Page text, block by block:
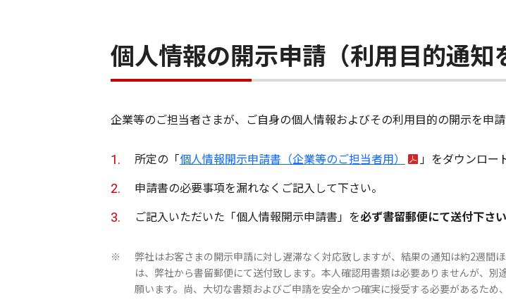
個人情報の開示申請（利用目的通知
企業等のご担当者さまが、ご自身の個人情報およびその利用目的の開示を申
所定の「個人情報開示申請書（企業等のご担当者用）
」をダウンロー
申請書の必要事項を漏れなくご記入して下さい。
ご記入いただいた「個人情報開示申請書」を必ず書留郵便にて送付下さい
※
弊社はお客さまの開示申請に対し遅滞なく対応致しますが、結果の通知は約2週間
は、弊社から書留郵便にて送付致します。本人確認用書類は必要ありませんが、
願います。尚、大切な書類およびご申請を安全かつ確実に授受する必要があるため